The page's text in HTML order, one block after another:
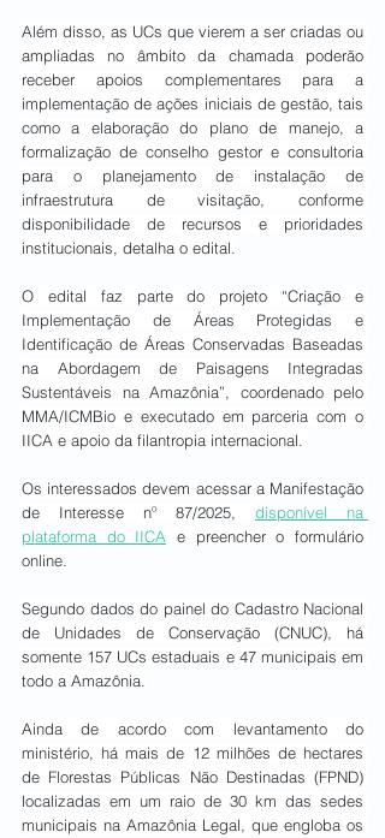
Além disso, as UCs que vierem a ser criadas ou
ampliadas no âmbito da chamada poderão
receber apoios complementares para a
implementação de ações iniciais de gestão, tais
como a elaboração do plano de manejo, a
formalização de conselho gestor e consultoria
para o planejamento de instalação de
infraestrutura de visitação, conforme
disponibilidade de recursos e prioridades
institucionais, detalha o edital.
O edital faz parte do projeto “Criação e
Implementação de Áreas Protegidas e
Identificação de Áreas Conservadas Baseadas
na Abordagem de Paisagens Integradas
Sustentáveis na Amazônia”, coordenado pelo
MMA/ICMBio e executado em parceria com o
IICA e apoio da filantropia internacional.
Os interessados devem acessar a Manifestação
de Interesse nº 87/2025, disponível na
plataforma do IICA e preencher o formulário
online.
Segundo dados do painel do Cadastro Nacional
de Unidades de Conservação (CNUC), há
somente 157 UCs estaduais e 47 municipais em
todo a Amazônia.
Ainda de acordo com levantamento do
ministério, há mais de 12 milhões de hectares
de Florestas Públicas Não Destinadas (FPND)
localizadas em um raio de 30 km das sedes
municipais na Amazônia Legal, que engloba os